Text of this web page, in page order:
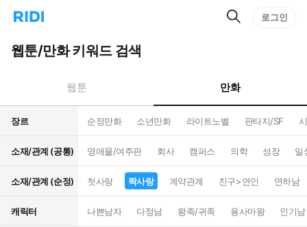
리
홈
으
턴
트
검
로그인
웹툰/만화 키워드 검색
웹툰 만화
장르 순정만화 소년만화 라이트노벨 판타지/SF
소재/관계 (공통) 영애물/여주판 회사 캠퍼스 의학 성장 일
소재/관계 (순정) 첫사랑 짝사랑 계약관계 친구>연인 연하남
캐릭터 나쁜남자 다정남 왕족/귀족 용사마왕 인기남